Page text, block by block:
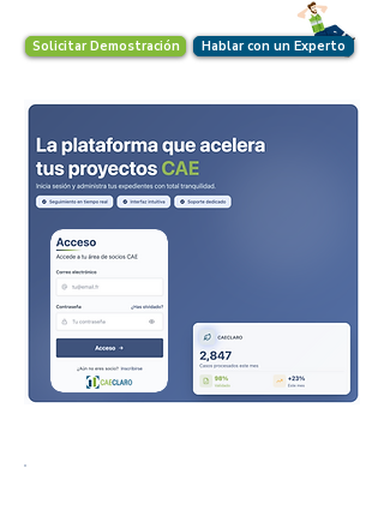
Solicitar Demostración Hablar con un Experto